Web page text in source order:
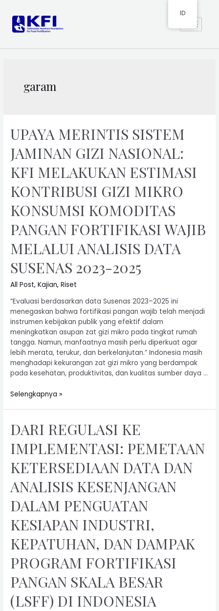
garam
UPAYA MERINTIS SISTEM
JAMINAN GIZI NASIONAL:
KFI MELAKUKAN ESTIMASI
KONTRIBUSI GIZI MIKRO
KONSUMSI KOMODITAS
PANGAN FORTIFIKASI WAJIB
MELALUI ANALISIS DATA
SUSENAS 2023-2025
All Post,Kajian,Riset
“Evaluasi berdasarkan data Susenas 2023–2025 ini
menegaskan bahwa fortifikasi pangan wajib telah menjadi
instrumen kebijakan publik yang efektif dalam
meningkatkan asupan zat gizi mikro pada tingkat rumah
tangga. Namun, manfaatnya masih perlu diperkuat agar
lebih merata, terukur, dan berkelanjutan.” Indonesia masih
menghadapi kekurangan zat gizi mikro yang berdampak
pada kesehatan, produktivitas, dan kualitas sumber daya …
Selengkapnya »
DARI REGULASI KE
IMPLEMENTASI: PEMETAAN
KETERSEDIAAN DATA DAN
ANALISIS KESENJANGAN
DALAM PENGUATAN
KESIAPAN INDUSTRI,
KEPATUHAN, DAN DAMPAK
PROGRAM FORTIFIKASI
PANGAN SKALA BESAR
(LSFF) DI INDONESIA
ID